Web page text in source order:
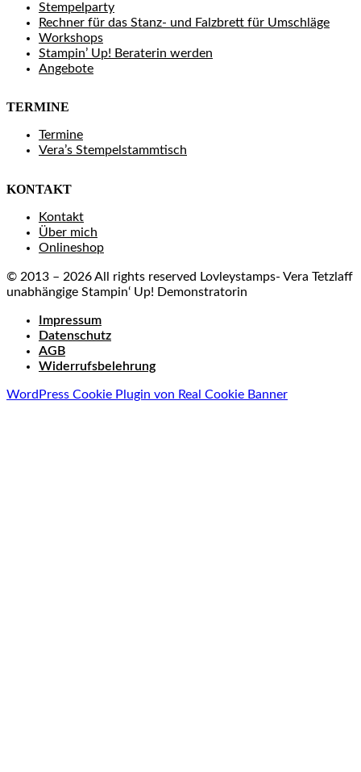
Stempelparty
Rechner für das Stanz- und Falzbrett für Umschläge
Workshops
Stampin’ Up! Beraterin werden
Angebote
TERMINE
Termine
Vera’s Stempelstammtisch
KONTAKT
Kontakt
Über mich
Onlineshop
© 2013 – 2026 All rights reserved Lovleystamps- Vera Tetzlaff
unabhängige Stampin‘ Up! Demonstratorin
Impressum
Datenschutz
AGB
Widerrufsbelehrung
WordPress Cookie Plugin von Real Cookie Banner